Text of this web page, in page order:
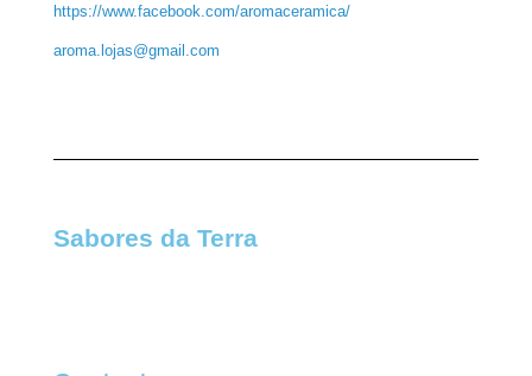
https://www.facebook.com/aromaceramica/
aroma.lojas@gmail.com
Sabores da Terra​